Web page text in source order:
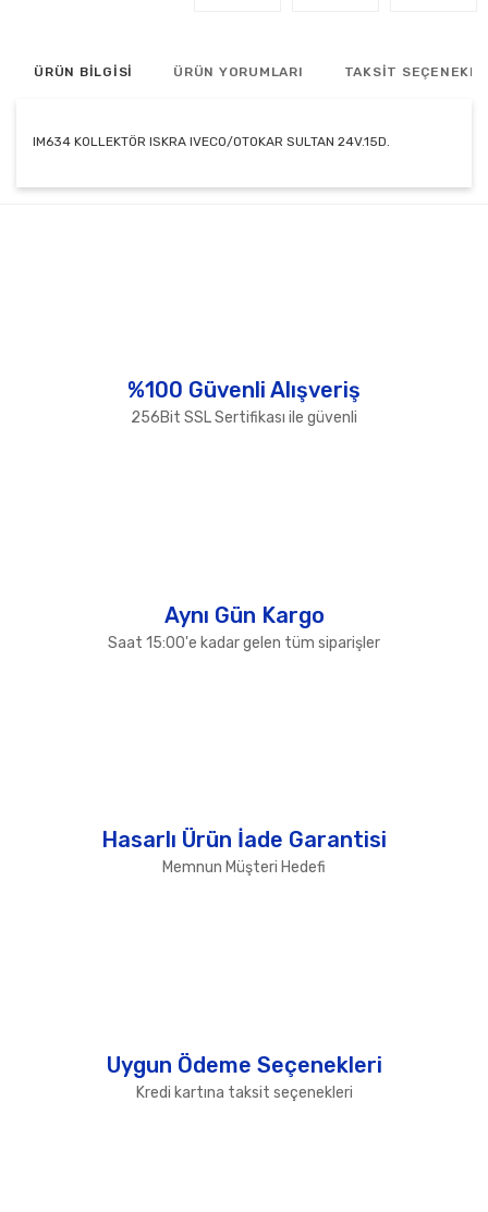
ÜRÜN BİLGİSİ ÜRÜN YORUMLARI TAKSİT
IM634 KOLLEKTÖR ISKRA IVECO/OTOKAR SULTAN 24V.15D.
Ürün fiyatı diğer sitelerden daha pahalı.
%100 Güvenli Alışveriş
256Bit SSL Sertifikası ile güvenli
Aynı Gün Kargo
Saat 15:00'e kadar gelen tüm siparişler
Hasarlı Ürün İade Garantisi
Memnun Müşteri Hedefi
Uygun Ödeme Seçenekleri
Kredi kartına taksit seçenekleri